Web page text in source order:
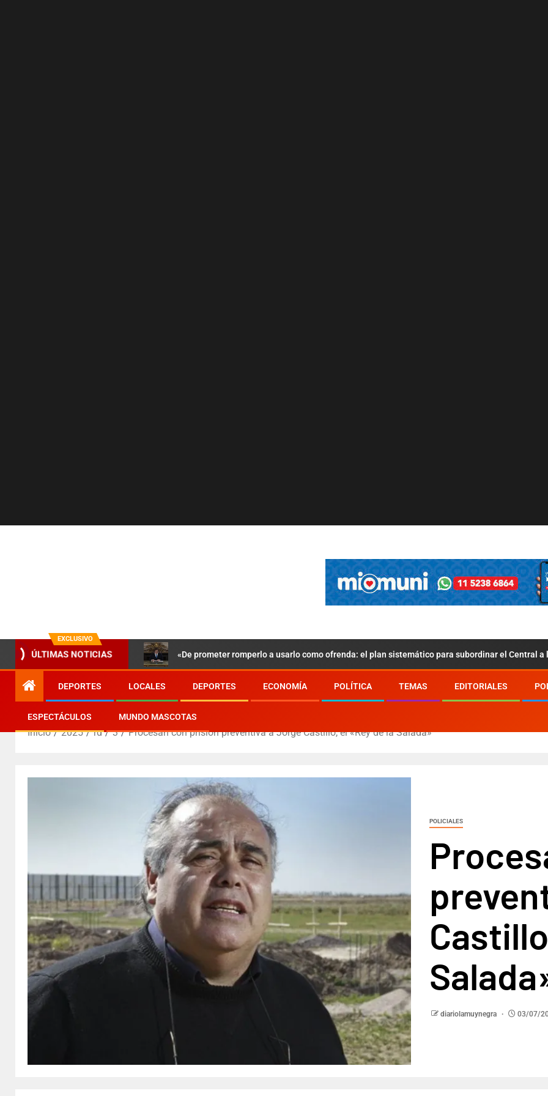
EXCLUSIVO
ÚLTIMAS NOTICIAS «De prometer romperlo a usarlo como ofrenda: el plan sistemático para subordinar el Central a
DEPORTES LOCALES DEPORTES ECONOMÍA POLÍTICA TEMAS EDITORIALES
ESPECTÁCULOS MUNDO MASCOTAS
Inicio 2025 rd 3 Procesan con prisión preventiva a Jorge Castillo, el «Rey de la Salada»
POLICIALES
diariolamuynegra 03/07/